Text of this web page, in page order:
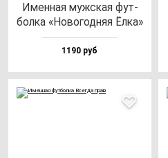
Имен­ная муж­ская фут­
бол­ка «Ново­год­няя Ёлка»
1190 руб